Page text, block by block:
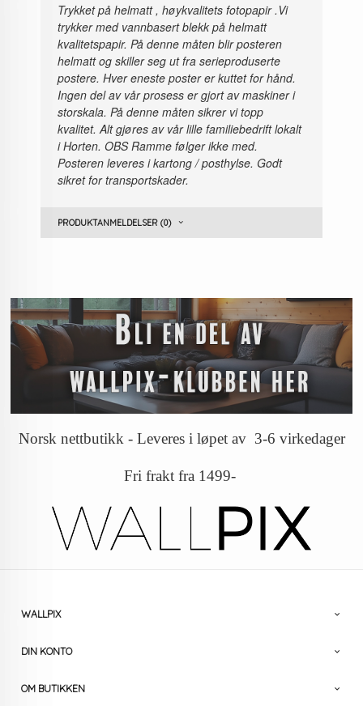
Trykket på helmatt , høykvalitets fotopapir.Vi
trykker med vannbasert blekk på helmatt
kvalitetspapir. På denne måten blir posteren
helmatt og skiller seg ut fra serieproduserte
postere. Hver eneste poster er kuttet for hånd.
Ingen del av vår prosess er gjort av maskiner i
storskala. På denne måten sikrer vi topp
kvalitet. Alt gjøres av vår lille familiebedrift lokalt
i Horten. OBS Ramme følger ikke med.
Posteren leveres i kartong / posthylse. Godt
sikret for transportskader.
PRODUKTANMELDELSER (0)
Norsk nettbutikk - Leveres i løpet av 3-6 virkedager
Fri frakt fra 1499-
WALLPIX
DIN KONTO
OM BUTIKKEN